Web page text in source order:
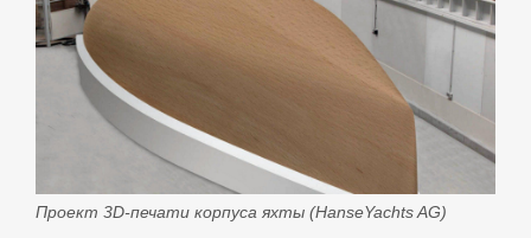
Проект 3D-печати корпуса яхты (HanseYachts AG)